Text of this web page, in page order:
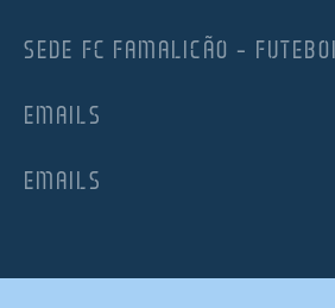
SEDE FC FAMALICÃO –
EMAILS
EMAILS